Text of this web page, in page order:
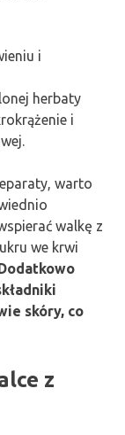
i
herbaty
i
warto
walkę z
we krwi
skóry, co
z